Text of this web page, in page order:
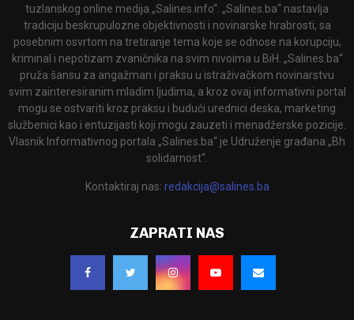
tuzlanskog online medija „Salines.info“. „Salines.ba“ nastavlja
tradiciju beskrupulozne objektivnosti i novinarske hrabrosti, sa
posebnim osvrtom na tretiranje tema koje se odnose na korupciju,
kriminal i nepotizam zvaničnika na svim nivoima u BiH. „Salines.ba“
pruža šansu za angažman i praksu u istraživačkom novinarstvu
svim zainteresiranim mladim ljudima, a kroz ovaj informativni portal
mogu se ostvariti kroz praksu i budući urednici deska, marketing
službenici kao i entuzijasti koji mogu zauzeti i menadžerske pozicije.
Vlasnik Informativnog portala „Salines.ba“ je Udruženje građana „Bh
solidarnost“.
Kontaktiraj nas: redakcija@salines.ba
ZAPRATI NAS